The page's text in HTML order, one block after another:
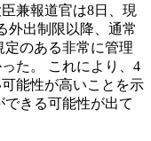
兼報道官は8日、現
外出制限以降、通常
のある非常に管理
た。 これにより、4
能性が高いことを示
きる可能性が出て